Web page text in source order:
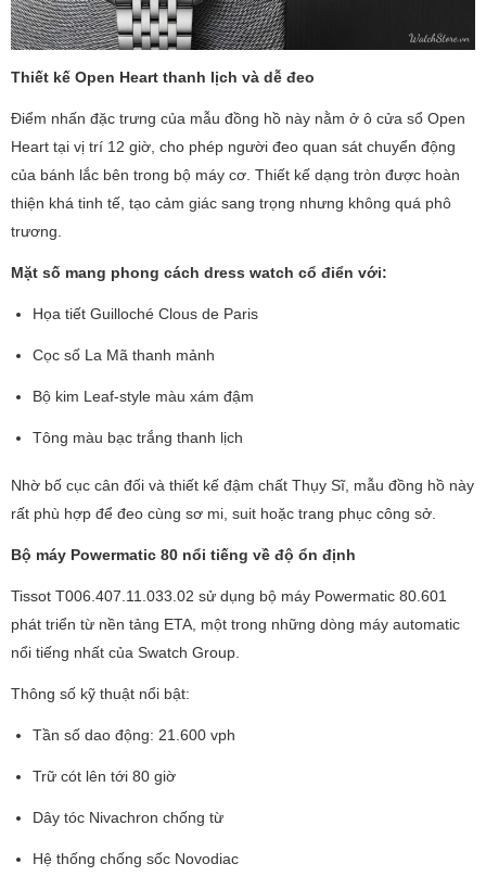
Thiết kế Open Heart thanh lịch và dễ đeo
Điểm nhấn đặc trưng của mẫu đồng hồ này nằm ở ô cửa sổ Open
Heart tại vị trí 12 giờ, cho phép người đeo quan sát chuyển động
của bánh lắc bên trong bộ máy cơ. Thiết kế dạng tròn được hoàn
thiện khá tinh tế, tạo cảm giác sang trọng nhưng không quá phô
trương.
Mặt số mang phong cách dress watch cổ điển với:
Họa tiết Guilloché Clous de Paris
Cọc số La Mã thanh mảnh
Bộ kim Leaf-style màu xám đậm
Tông màu bạc trắng thanh lịch
Nhờ bố cục cân đối và thiết kế đậm chất Thụy Sĩ, mẫu đồng hồ này
rất phù hợp để đeo cùng sơ mi, suit hoặc trang phục công sở.
Bộ máy Powermatic 80 nổi tiếng về độ ổn định
Tissot T006.407.11.033.02 sử dụng bộ máy Powermatic 80.601
phát triển từ nền tảng ETA, một trong những dòng máy automatic
nổi tiếng nhất của Swatch Group.
Thông số kỹ thuật nổi bật:
Tần số dao động: 21.600 vph
Trữ cót lên tới 80 giờ
Dây tóc Nivachron chống từ
Hệ thống chống sốc Novodiac